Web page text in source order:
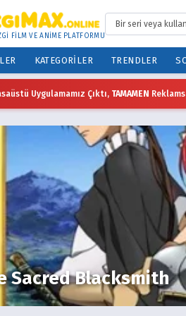
FİLM VE ANİME PLATFORMU
KATEGORILER TRENDLER
Uygulamamız Çıktı, TAMAMEN
Sacred Blacksmith